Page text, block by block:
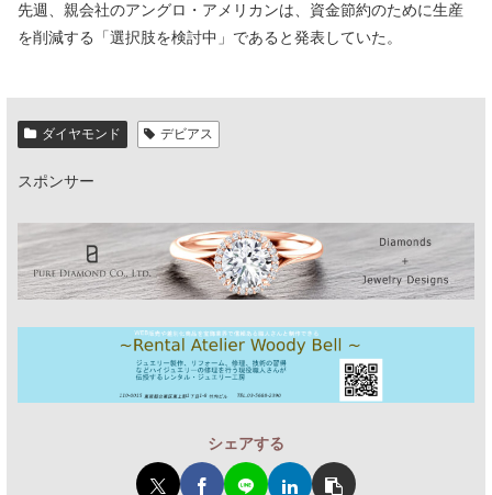
先週、親会社のアングロ・アメリカンは、資金節約のために生産
を削減する「選択肢を検討中」であると発表していた。
ダイヤモンド デビアス
スポンサー
シェアする